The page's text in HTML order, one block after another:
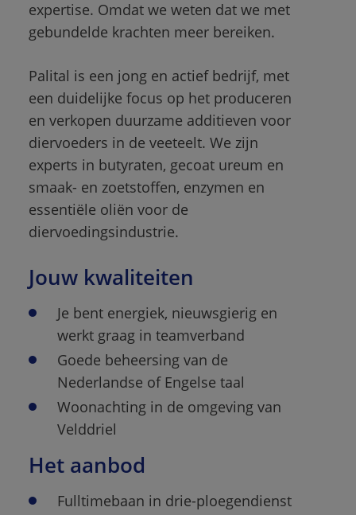
expertise. Omdat we weten dat we met
gebundelde krachten meer bereiken.
Palital is een jong en actief bedrijf, met
een duidelijke focus op het produceren
en verkopen duurzame additieven voor
diervoeders in de veeteelt. We zijn
experts in butyraten, gecoat ureum en
smaak- en zoetstoffen, enzymen en
essentiële oliën voor de
diervoedingsindustrie.
Jouw kwaliteiten
Je bent energiek, nieuwsgierig en
werkt graag in teamverband
Goede beheersing van de
Nederlandse of Engelse taal
Woonachting in de omgeving van
Velddriel
Het aanbod
Fulltimebaan in drie-ploegendienst